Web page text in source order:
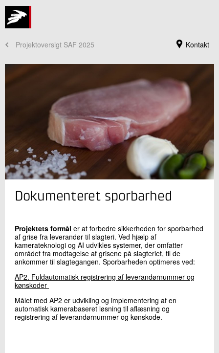
Kontakt
Projektoversigt SAF 2025
Jeg er din kontaktperson
Jeppe Milling Korsholm
Projektleder
+45 72 20 29 38
Send e-mail
Dokumenteret sporbarhed
Projektets formål er at forbedre sikkerheden for sporbarhed
af grise fra leverandør til slagteri. Ved hjælp af
kamerateknologi og AI udvikles systemer, der omfatter
området fra modtagelse af grisene på slagteriet, til de
ankommer til slagtegangen. Sporbarheden optimeres ved:
AP2. Fuldautomatisk registrering af leverandørnummer og
kønskoder
Målet med AP2 er udvikling og implementering af en
automatisk kamerabaseret løsning til aflæsning og
registrering af leverandørnummer og kønskode.